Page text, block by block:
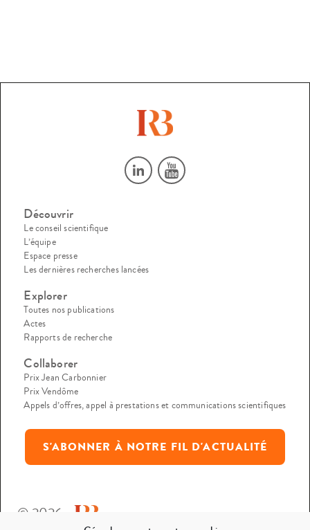
Découvrir
Le conseil scientifique
L’équipe
Espace presse
Les dernières recherches lancées
Explorer
Toutes nos publications
Actes
Rapports de recherche
Collaborer
Prix Jean Carbonnier
Prix Vendôme
Appels d’offres, appel à prestations et communications scientifiques
S'ABONNER À NOTRE FIL D'ACTUALITÉ
© 2026